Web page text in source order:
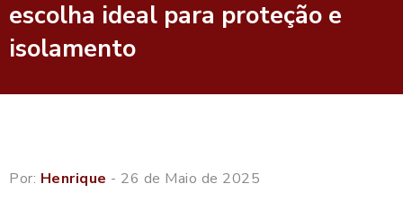
escolha ideal para proteção e
isolamento
Por: Henrique - 26 de Maio de 2025